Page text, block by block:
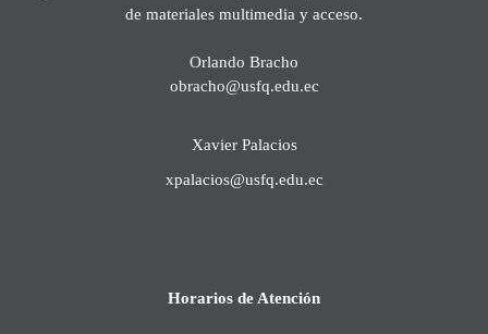
de materiales multimedia y acceso.
Orlando Bracho
obracho@usfq.edu.ec
Xavier Palacios
xpalacios@usfq.edu.ec
Horarios de Atención